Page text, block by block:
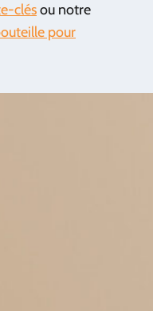
clésou notre
pour